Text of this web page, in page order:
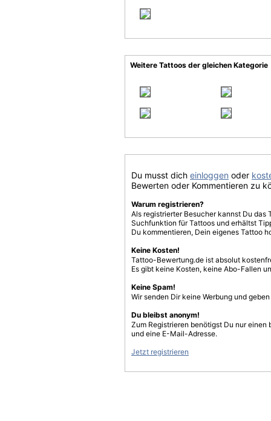
Weitere Tattoos der gleichen Kategorie
Du musst dich einloggen oder
Bewerten oder Kommentieren zu
Warum registrieren?
Als registrierter Besucher kannst Du
Suchfunktion für Tattoos und erhältst
Du kommentieren, Dein eigenes Tattoo
Keine Kosten!
Tattoo-Bewertung.de ist absolut
Es gibt keine Kosten, keine Abo-Fallen
Keine Spam!
Wir senden Dir keine Werbung und
Du bleibst anonym!
Zum Registrieren benötigst Du nur einen
und eine E-Mail-Adresse.
Jetzt registrieren